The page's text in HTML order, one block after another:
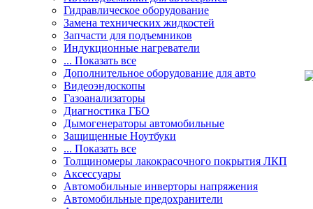
Гидравлическое оборудование
Замена технических жидкостей
Запчасти для подъемников
Индукционные нагреватели
... Показать все
Дополнительное оборудование для авто
Видеоэндоскопы
Газоанализаторы
Диагностика ГБО
Дымогенераторы автомобильные
Защищенные Ноутбуки
... Показать все
Толщиномеры лакокрасочного покрытия ЛКП
Аксессуары
Автомобильные инверторы напряжения
Автомобильные предохранители